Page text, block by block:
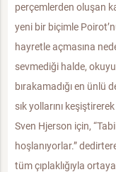
perçemlerden oluşan
yeni bir biçimle
hayretle açmasına
sevmediği halde,
bırakamadığı en ünlü
sık yollarını
Sven Hjerson için,
hoşlanıyorlar.”
tüm çıplaklığıyla